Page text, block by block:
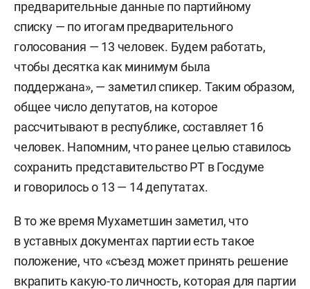
предварительные данные по партийному
списку — по итогам предварительного
голосования — 13 человек. Будем работать,
чтобы десятка как минимум была
поддержана», — заметил спикер. Таким образом,
общее число депутатов, на которое
рассчитывают в республике, составляет 16
человек. Напомним, что ранее целью ставилось
сохранить представительство РТ в Госдуме
и говорилось о 13 — 14 депутатах.
В то же время Мухаметшин заметил, что
в уставных документах партии есть такое
положение, что «съезд может принять решение
вкрапить какую-то личность, которая для партии